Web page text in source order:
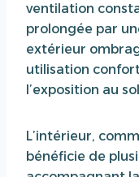
ventilation
prolongée par
extérieur
utilisation
l’exposition au
L’intérieur,
bénéficie de